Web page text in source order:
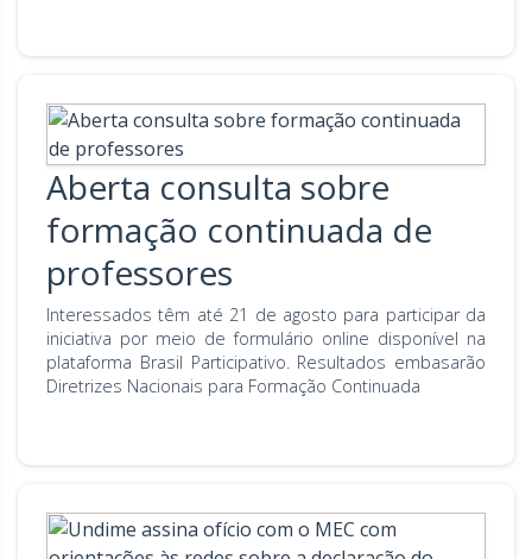
Aberta consulta sobre
formação continuada de
professores
Interessados têm até 21 de agosto para participar da
iniciativa por meio de formulário online disponível na
plataforma Brasil Participativo. Resultados embasarão
Diretrizes Nacionais para Formação Continuada